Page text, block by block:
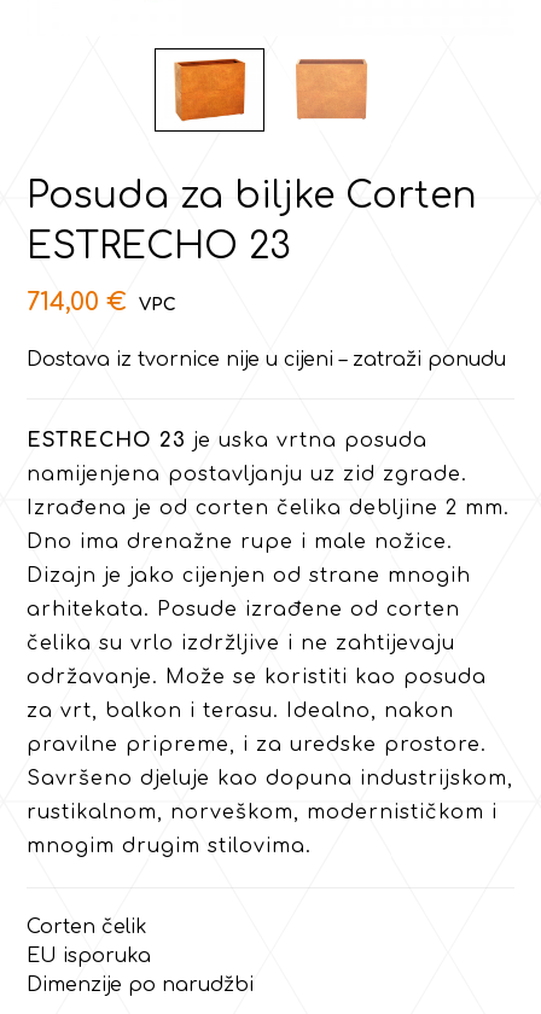
Posuda za biljke Corten
ESTRECHO 23
714,00€
Dostava iz tvornice nije u cijeni – zatraži ponudu
ESTRECHO 23 je uska vrtna posuda
namijenjena postavljanju uz zid zgrade.
Izrađena je od corten čelika debljine 2 mm.
Dno ima drenažne rupe i male nožice.
Dizajn je jako cijenjen od strane mnogih
arhitekata. Posude izrađene od corten
čelika su vrlo izdržljive i ne zahtijevaju
održavanje. Može se koristiti kao posuda
za vrt, balkon i terasu. Idealno, nakon
pravilne pripreme, i za uredske prostore.
Savršeno djeluje kao dopuna industrijskom,
rustikalnom, norveškom, modernističkom i
mnogim drugim stilovima.
Corten čelik
EU isporuka
Dimenzije po narudžbi